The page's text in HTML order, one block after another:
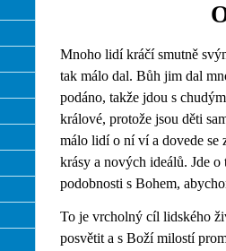
Mnoho lidí kráčí smutně
tak málo dal. Bůh jim dal
podáno, takže jdou s
králové, protože jsou děti
málo lidí o ní ví a dovede se
krásy a nových ideálů. Jde
podobnosti s Bohem,
To je vrcholný cíl lidského
posvětit a s Boží milostí